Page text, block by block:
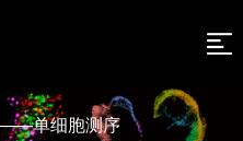
——单细胞测序